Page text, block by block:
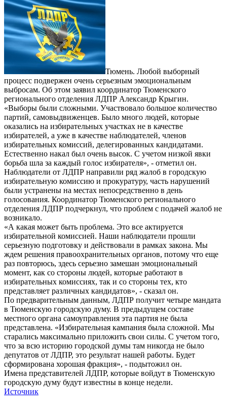
Тюмень. Любой выборный
процесс подвержен очень серьезным эмоциональным
выбросам. Об этом заявил координатор Тюменского
регионального отделения ЛДПР Александр Крыгин.
«Выборы были сложными. Участвовало большое количество
партий, самовыдвиженцев. Было много людей, которые
оказались на избирательных участках не в качестве
избирателей, а уже в качестве наблюдателей, членов
избирательных комиссий, делегированных кандидатами.
Естественно накал был очень высок. С учетом низкой явки
борьба шла за каждый голос избирателя», - отметил он.
Наблюдатели от ЛДПР направили ряд жалоб в городскую
избирательную комиссию и прокуратуру, часть нарушений
были устранены на местах непосредственно в день
голосования. Координатор Тюменского регионального
отделения ЛДПР подчеркнул, что проблем с подачей жалоб не
возникало.
«А какая может быть проблема. Это все актируется
избирательной комиссией. Наши наблюдатели прошли
серьезную подготовку и действовали в рамках закона. Мы
ждем решения правоохранительных органов, потому что еще
раз повторюсь, здесь серьезно замешан эмоциональный
момент, как со стороны людей, которые работают в
избирательных комиссиях, так и со стороны тех, кто
представляет различных кандидатов», - сказал он.
По предварительным данным, ЛДПР получит четыре мандата
в Тюменскую городскую думу. В предыдущем составе
местного органа самоуправления эта партия не была
представлена. «Избирательная кампания была сложной. Мы
старались максимально приложить свои силы. С учетом того,
что за всю историю городской думы там никогда не было
депутатов от ЛДПР, это результат нашей работы. Будет
сформирована хорошая фракция», - подытожил он.
Имена представителей ЛДПР, которые войдут в Тюменскую
городскую думу будут известны в конце недели.
Источник